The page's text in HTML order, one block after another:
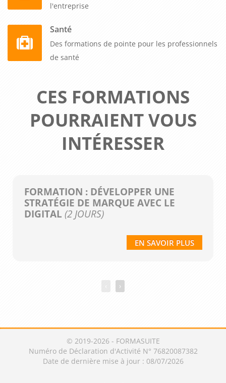
l'entreprise
Santé
Des formations de pointe pour les professionnels
de santé
CES FORMATIONS
POURRAIENT VOUS
INTÉRESSER
FORMATION : DÉVELOPPER UNE
STRATÉGIE DE MARQUE AVEC LE
DIGITAL (2 JOURS)
EN SAVOIR PLUS
›
© 2019-2026 - FORMASUITE
Numéro de Déclaration d'Activité N° 76820087382
Date de dernière mise à jour : 08/07/2026